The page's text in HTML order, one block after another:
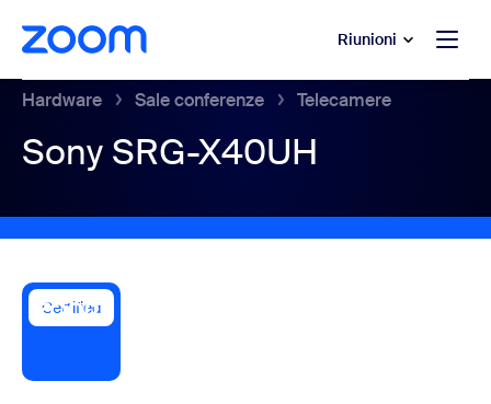
principale
di assistenza Riunioni
Hardware Sale conferenze Telecamere
Sony SRG-X40UH
Certified